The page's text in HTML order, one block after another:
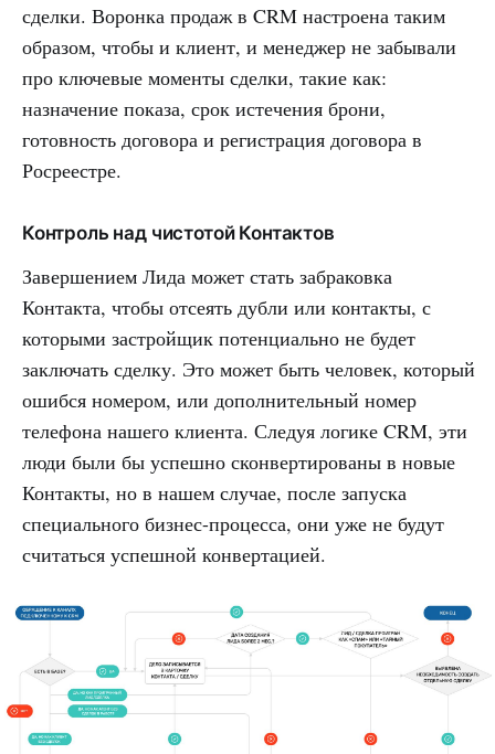
сделки. Воронка продаж в CRM настроена таким
образом, чтобы и клиент, и менеджер не забывали
про ключевые моменты сделки, такие как:
назначение показа, срок истечения брони,
готовность договора и регистрация договора в
Росреестре.
Контроль над чистотой Контактов
Завершением Лида может стать забраковка
Контакта, чтобы отсеять дубли или контакты, с
которыми застройщик потенциально не будет
заключать сделку. Это может быть человек, который
ошибся номером, или дополнительный номер
телефона нашего клиента. Следуя логике CRM, эти
люди были бы успешно сконвертированы в новые
Контакты, но в нашем случае, после запуска
специального бизнес-процесса, они уже не будут
считаться успешной конвертацией.